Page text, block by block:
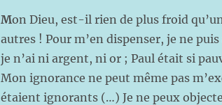
Mon Dieu, est-il rien de plus froid
autres ! Pour m’en dispenser, je ne
je n’ai ni argent, ni or ; Paul était si
Mon ignorance ne peut même pas
étaient ignorants (…) Je ne peux